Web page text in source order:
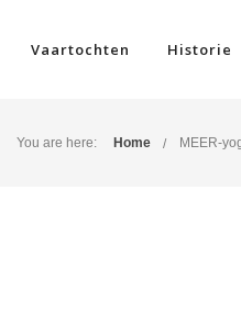
Vaartochten Historie
You are here: Home MEER-